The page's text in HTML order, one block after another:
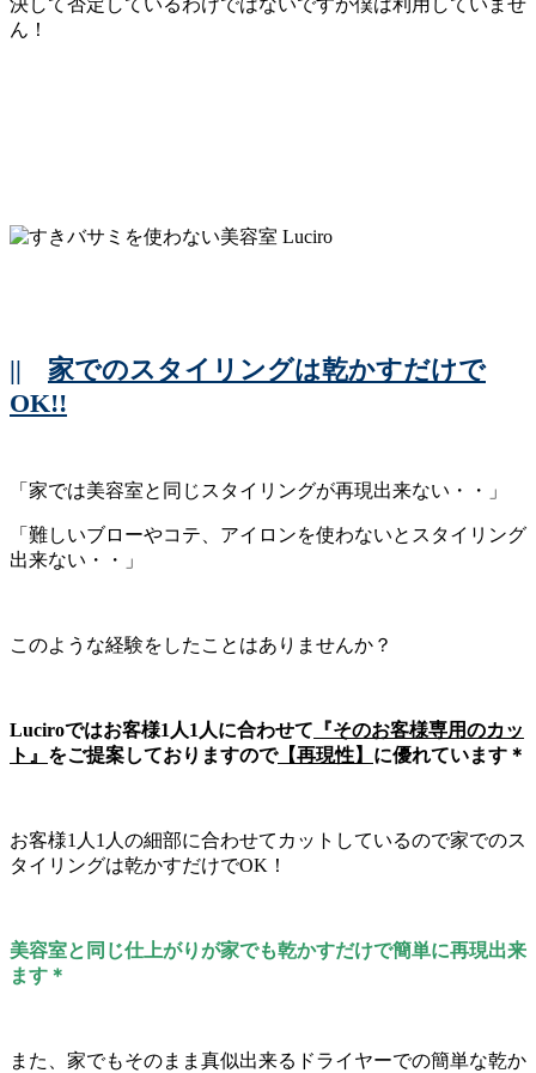
ん！
|| 家でのスタイリングは乾かすだけで
OK!!
「家では美容室と同じスタイリングが再現出来ない・・」
「難しいブローやコテ、アイロンを使わないとスタイリング
出来ない・・」
このような経験をしたことはありませんか？
Luciroではお客様1人1人に合わせて 『そのお客様専用のカッ
ト』 をご提案しておりますので【再現性】 に優れています＊
お客様1人1人の細部に合わせてカットしているので家でのス
タイリングは乾かすだけでOK！
美容室と同じ仕上がりが家でも乾かすだけで簡単に再現出来
ます＊
また、家でもそのまま真似出来るドライヤーでの簡単な乾か